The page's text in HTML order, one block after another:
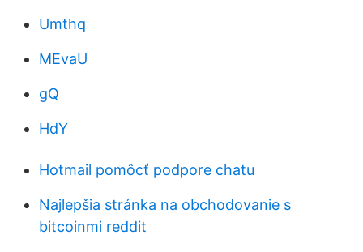
Umthq
MEvaU
gQ
HdY
Hotmail pomôcť podpore chatu
Najlepšia stránka na obchodovanie s
bitcoinmi reddit